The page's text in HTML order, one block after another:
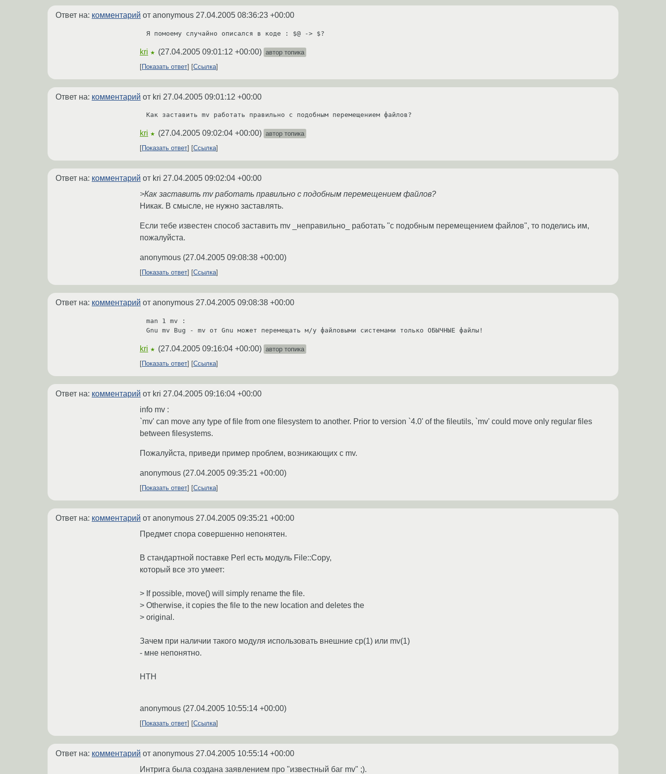
Ответ на: комментарий от anonymous 27.04.2005 08:36:23 +00:00
Я помоему случайно описался в коде : $@ -> $?
kri ★ (27.04.2005 09:01:12 +00:00) автор топика
Показать ответ
Ссылка
Ответ на: комментарий от kri 27.04.2005 09:01:12 +00:00
Как заставить mv работать правильно с подобным перемещением файлов?
kri ★ (27.04.2005 09:02:04 +00:00) автор топика
Показать ответ
Ссылка
Ответ на: комментарий от kri 27.04.2005 09:02:04 +00:00
>Как заставить mv работать правильно с подобным перемещением файлов?
Никак. В смысле, не нужно заставлять.
Если тебе известен способ заставить mv _неправильно_ работать "с подобным перемещением файлов", то поделись им,
пожалуйста.
anonymous (27.04.2005 09:08:38 +00:00)
Показать ответ Ссылка
Ответ на: комментарий от anonymous 27.04.2005 09:08:38 +00:00
man 1 mv :
kri ★ (27.04.2005 09:16:04 +00:00) автор топика
Показать ответ
Ссылка
Ответ на: комментарий от kri 27.04.2005 09:16:04 +00:00
info mv :
`mv' can move any type of file from one filesystem to another. Prior to version `4.0' of the fileutils, `mv' could move only regular files
between filesystems.
Пожалуйста, приведи пример проблем, возникающих с mv.
anonymous (27.04.2005 09:35:21 +00:00)
Показать ответ Ссылка
Ответ на: комментарий от anonymous 27.04.2005 09:35:21 +00:00
Предмет спора совершенно непонятен.
В стандартной поставке Perl есть модуль File::Copy,
который все это умеет:
> If possible, move() will simply rename the file.
> Otherwise, it copies the file to the new location and deletes the
> original.
Зачем при наличии такого модуля использовать внешние cp(1) или mv(1)
- мне непонятно.
HTH
anonymous (27.04.2005 10:55:14 +00:00)
Показать ответ Ссылка
Ответ на: комментарий от anonymous 27.04.2005 10:55:14 +00:00
Интрига была создана заявлением про "известный баг mv" ;).